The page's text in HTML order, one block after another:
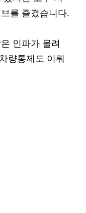
를 즐겼습니다.
인파가 몰려
량통제도 이뤄